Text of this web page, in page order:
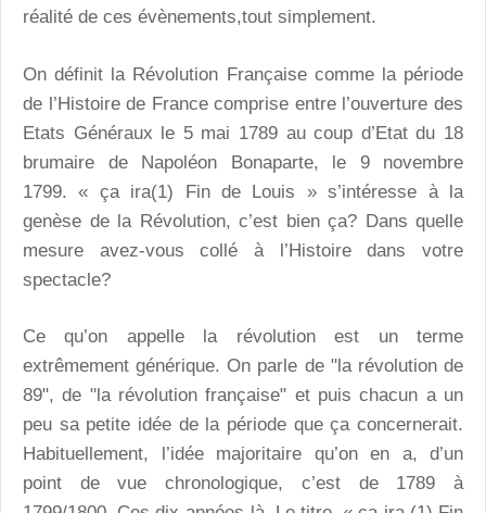
réalité de ces évènements,tout simplement.
On définit la Révolution Française comme la période
de l’Histoire de France comprise entre l’ouverture des
Etats Généraux le 5 mai 1789 au coup d’Etat du 18
brumaire de Napoléon Bonaparte, le 9 novembre
1799. « ça ira(1) Fin de Louis » s’intéresse à la
genèse de la Révolution, c’est bien ça? Dans quelle
mesure avez-vous collé à l’Histoire dans votre
spectacle?
Ce qu’on appelle la révolution est un terme
extrêmement générique. On parle de "la révolution de
89", de "la révolution française" et puis chacun a un
peu sa petite idée de la période que ça concernerait.
Habituellement, l’idée majoritaire qu’on en a, d’un
point de vue chronologique, c’est de 1789 à